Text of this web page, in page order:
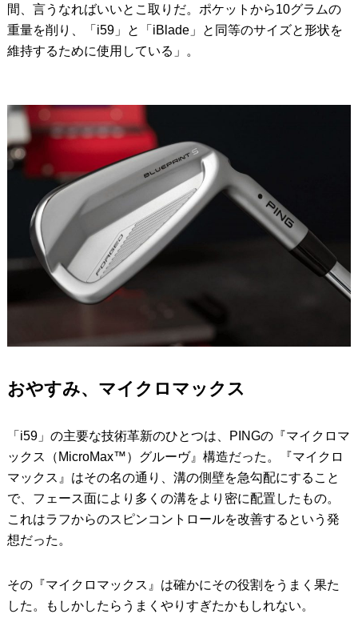
間、言うなればいいとこ取りだ。ポケットから10グラムの
重量を削り、「i59」と「iBlade」と同等のサイズと形状を
維持するために使用している」。
おやすみ、マイクロマックス
「i59」の主要な技術革新のひとつは、PINGの『マイクロマ
ックス（MicroMax™）グルーヴ』構造だった。『マイクロ
マックス』はその名の通り、溝の側壁を急勾配にすること
で、フェース面により多くの溝をより密に配置したもの。
これはラフからのスピンコントロールを改善するという発
想だった。
その『マイクロマックス』は確かにその役割をうまく果た
した。もしかしたらうまくやりすぎたかもしれない。